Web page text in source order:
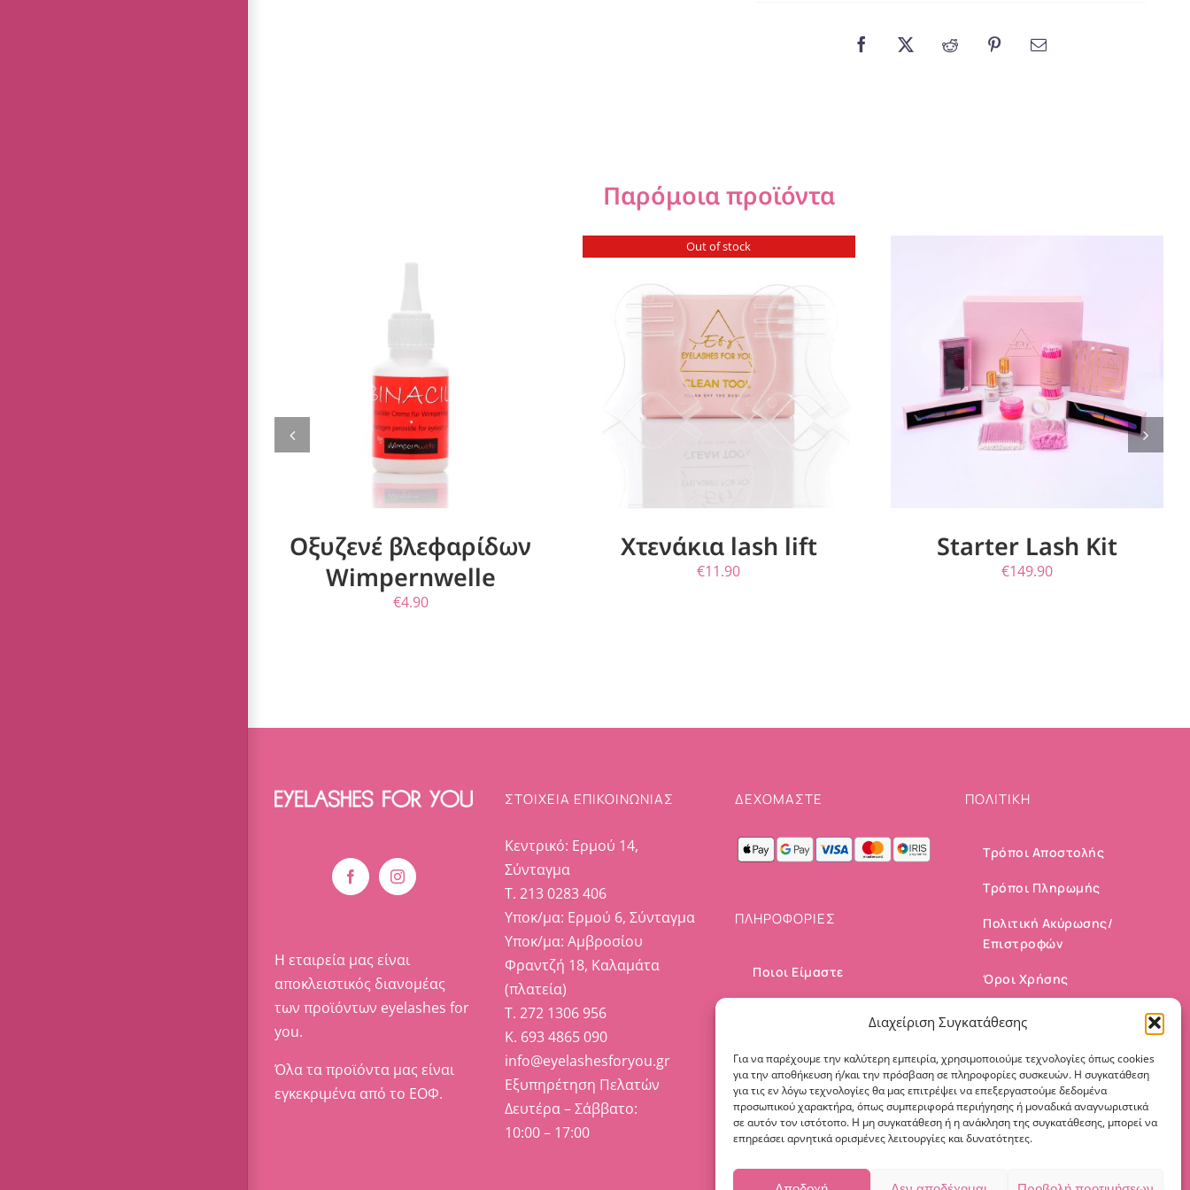
Διαχείριση Συγκατάθεσης
Για να παρέχουμε την καλύτερη εμπειρία, χρησιμοποιούμε τεχνολογίες όπως cookies
για την αποθήκευση ή/και την πρόσβαση σε πληροφορίες συσκευών. Η συγκατάθεση
για τις εν λόγω τεχνολογίες θα μας επιτρέψει να επεξεργαστούμε δεδομένα
προσωπικού χαρακτήρα, όπως συμπεριφορά περιήγησης ή μοναδικά αναγνωριστικά
σε αυτόν τον ιστότοπο. Η μη συγκατάθεση ή η ανάκληση της συγκατάθεσης, μπορεί να
επηρεάσει αρνητικά ορισμένες λειτουργίες και δυνατότητες.
Παρόμοια προϊόντα
ΠΡΟΣΘΉΚΗ ΣΤΟ ΚΑΛΆΘΙ
ΛΕΠΤΟΜΈΡΕΙΕΣ
Οξυζενέ βλεφαρίδων
Wimpernwelle
€4.90
Out of stock
ΛΕΠΤΟΜΈΡΕΙΕΣ
Χτενάκια lash lift
€11.90
ΠΡΟΣΘΉΚΗ ΣΤΟ ΚΑΛΆΘΙ
/
ΛΕΠΤΟΜΈΡΕΙΕΣ
Starter Lash Kit
€149.90
Η εταιρεία μας είναι
αποκλειστικός διανομέας
των προϊόντων eyelashes for
you.
Όλα τα προϊόντα μας είναι
εγκεκριμένα από το ΕΟΦ.
ΣΤΟΙΧΕΊΑ ΕΠΙΚΟΙΝΩΝΊΑΣ
Κεντρικό: Ερμού 14,
Σύνταγμα
Τ. 213 0283 406
Υποκ/μα: Ερμού 6, Σύνταγμα
Υποκ/μα: Αμβροσίου
Φραντζή 18, Καλαμάτα
(πλατεία)
Τ. 272 1306 956
Κ. 693 4865 090
info@eyelashesforyou.gr
Εξυπηρέτηση Πελατών
Δευτέρα – Σάββατο:
10:00 – 17:00
ΔΕΧΟΜΑΣΤΕ
ΠΛΗΡΟΦΟΡΙΕΣ
Ποιοι Είμαστε
ΠΟΛΙΤΙΚΗ
Τρόποι Αποστολής
Τρόποι Πληρωμής
Πολιτική Ακύρωσης/
Επιστροφών
Όροι Χρήσης
Πολιτική Cookies